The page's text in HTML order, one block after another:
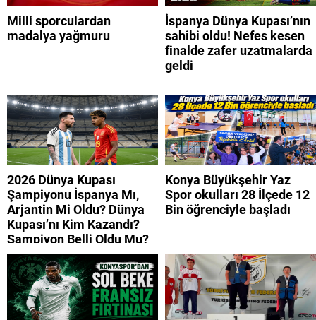
Milli sporculardan
madalya yağmuru
İspanya Dünya Kupası’nın
sahibi oldu! Nefes kesen
finalde zafer uzatmalarda
geldi
2026 Dünya Kupası
Şampiyonu İspanya Mı,
Arjantin Mi Oldu? Dünya
Kupası’nı Kim Kazandı?
Şampiyon Belli Oldu Mu?
Konya Büyükşehir Yaz
Spor okulları 28 İlçede 12
Bin öğrenciyle başladı